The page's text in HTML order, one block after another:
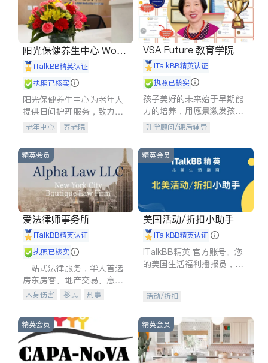
阳光保健养生中心 World
shine
iTalkBB精英认证
执照已核实
阳光保健养生中心为老年人
提供日间护理服务，致力于
通过持续的护理创新来有效
老年中心 养老院
VSA Future 教育学院
iTalkBB精英认证
执照已核实
孩子美好的未来始于早期能
力的培养，用愿景激发孩子
的学习潜力和动力。理念：
拥有成长型心态是成功的基
石。
升学顾问/课后辅导
精英会员
爱法律师事务所
iTalkBB精英认证
执照已核实
一站式法律服务，华人首选.
房东房客、地产交易、意外
伤害、车祸重伤、商业诉
建筑合同、刑事案件全包办
人身伤害 移民
刑事
信托/遗嘱
商业
索赔
律师-其它 保释
精英会员
美国活动/折扣小助手
iTalkBB精英认证
iTalkBB精英 官方账号。您
的美国生活福利播报员，精
专属福利。
活动/折扣
精英会员 精英会员